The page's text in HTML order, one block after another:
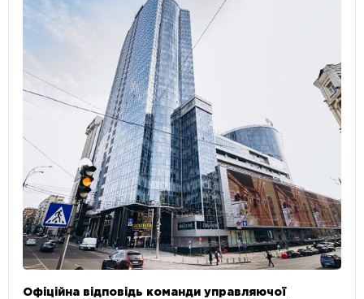
Офіційна відповідь команди управляючої